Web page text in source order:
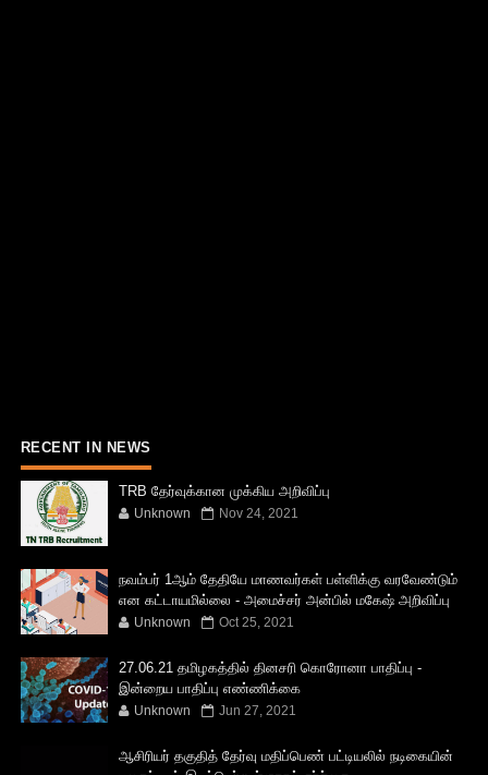
RECENT IN NEWS
TRB தேர்வுக்கான முக்கிய அறிவிப்பு
Unknown Nov 24, 2021
நவம்பர் 1ஆம் தேதியே மாணவர்கள் பள்ளிக்கு வரவேண்டும்
என கட்டாயமில்லை - அமைச்சர் அன்பில் மகேஷ் அறிவிப்பு
Unknown Oct 25, 2021
27.06.21 தமிழகத்தில் தினசரி கொரோனா பாதிப்பு -
இன்றைய பாதிப்பு எண்ணிக்கை
Unknown Jun 27, 2021
ஆசிரியர் தகுதித் தேர்வு மதிப்பெண் பட்டியலில் நடிகையின்